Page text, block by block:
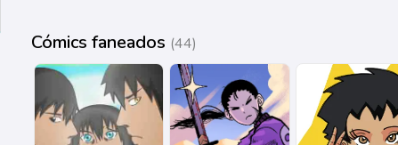
Cómics faneados (44)